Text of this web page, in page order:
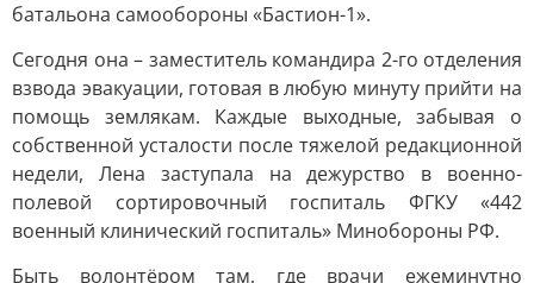
батальона самообороны «Бастион-1».
Сегодня она – заместитель командира 2-го отделения
взвода эвакуации, готовая в любую минуту прийти на
помощь землякам. Каждые выходные, забывая о
собственной усталости после тяжелой редакционной
недели, Лена заступала на дежурство в военно-
полевой сортировочный госпиталь ФГКУ «442
военный клинический госпиталь» Минобороны РФ.
Быть волонтёром там, где врачи ежеминутно